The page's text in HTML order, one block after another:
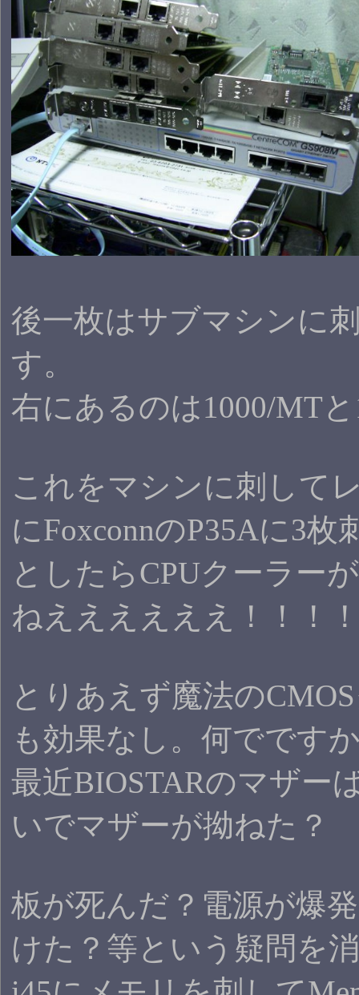
後一枚はサブマシンに
す。
右にあるのは1000/MT
これをマシンに刺して
にFoxconnのP35Aに3
としたらCPUクーラー
ねええええええ！！！
とりあえず魔法の
も効果なし。何でです
最近BIOSTARのマザー
いでマザーが拗ねた？
板が死んだ？電源が爆
けた？等という疑問を